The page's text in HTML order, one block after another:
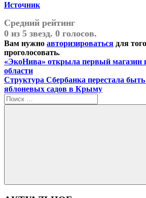
Источник
Средний рейтинг
0 из 5 звезд. 0 голосов.
Вам нужно авторизироваться для
проголосовать.
Навигация
по
записям
Предыдущая
запись:
«ЭкоНива» открыла первый магазин
области
Следующая
запись:
Структура Сбербанка перестала
яблоневых садов в Крыму
Поиск
для:
Поиск